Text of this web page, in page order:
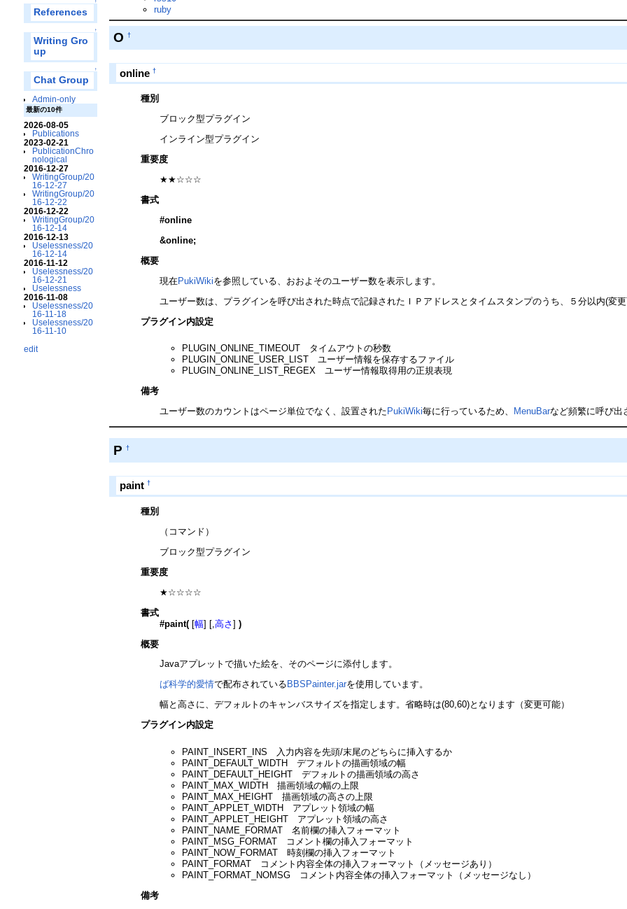
↑
References
↑
Writing Gro
up
↑
Chat Group
Admin-only
最新の10件
2026-08-05
Publications
2023-02-21
PublicationChro
nological
2016-12-27
WritingGroup/20
16-12-27
WritingGroup/20
16-12-22
2016-12-22
WritingGroup/20
16-12-14
2016-12-13
Uselessness/20
16-12-14
2016-11-12
Uselessness/20
16-12-21
Uselessness
2016-11-08
Uselessness/20
16-11-18
Uselessness/20
16-11-10
edit
ruby
O†
online †
種別
ブロック型プラグイン
インライン型プラグイン
重要度
★★☆☆☆
書式
#online
&online;
概要
現在PukiWikiを参照している、おおよそのユーザー数を表示します。
ユーザー数は、プラグインを呼び出された時点で記録されたＩＰアドレスとタイムスタンプのうち、５分以内(変
プラグイン内設定
PLUGIN_ONLINE_TIMEOUT タイムアウトの秒数
PLUGIN_ONLINE_USER_LIST ユーザー情報を保存するファイル
PLUGIN_ONLINE_LIST_REGEX ユーザー情報取得用の正規表現
備考
ユーザー数のカウントはページ単位でなく、設置された PukiWiki毎に行っているため、 MenuBarなど頻繁に呼び出
P†
paint †
種別
（コマンド）
ブロック型プラグイン
重要度
★☆☆☆☆
書式
#paint( [幅] [,高さ])
概要
Javaアプレットで描いた絵を、そのページに添付します。
ば科学的愛情で配布されている BBSPainter.jarを使用しています。
幅と高さに、デフォルトのキャンバスサイズを指定します。省略時は(80,60)となります（変更可能）
プラグイン内設定
PAINT_INSERT_INS 入力内容を先頭/末尾のどちらに挿入するか
PAINT_DEFAULT_WIDTH デフォルトの描画領域の幅
PAINT_DEFAULT_HEIGHT デフォルトの描画領域の高さ
PAINT_MAX_WIDTH 描画領域の幅の上限
PAINT_MAX_HEIGHT 描画領域の高さの上限
PAINT_APPLET_WIDTH アプレット領域の幅
PAINT_APPLET_HEIGHT アプレット領域の高さ
PAINT_NAME_FORMAT 名前欄の挿入フォーマット
PAINT_MSG_FORMAT コメント欄の挿入フォーマット
PAINT_NOW_FORMAT 時刻欄の挿入フォーマット
PAINT_FORMAT コメント内容全体の挿入フォーマット（メッセージあり）
PAINT_FORMAT_NOMSG コメント内容全体の挿入フォーマット（メッセージなし）
備考